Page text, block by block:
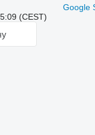
Google
(CEST)